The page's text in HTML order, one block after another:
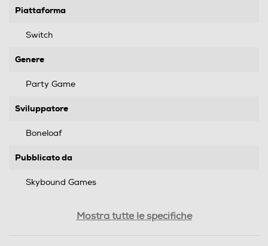
Piattaforma
Switch
Genere
Party Game
Sviluppatore
Boneloaf
Pubblicato da
Skybound Games
Mostra tutte le specifiche